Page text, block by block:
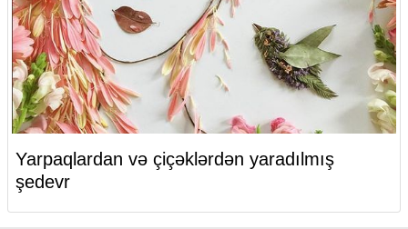
Yarpaqlardan və çiçəklərdən yaradılmış
şedevr